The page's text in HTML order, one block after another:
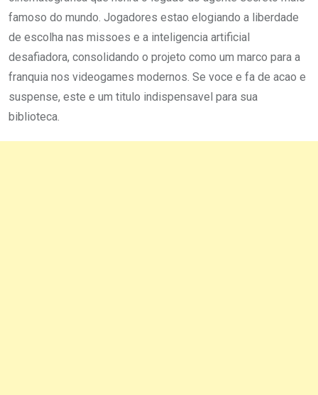
famoso do mundo. Jogadores estao elogiando a liberdade
de escolha nas missoes e a inteligencia artificial
desafiadora, consolidando o projeto como um marco para a
franquia nos videogames modernos. Se voce e fa de acao e
suspense, este e um titulo indispensavel para sua
biblioteca.